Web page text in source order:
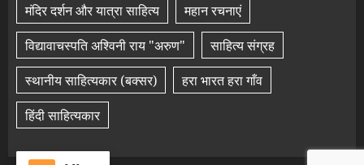
मंदिर दर्शन और यात्रा साहित्य
महान रचनाएं
विद्यावाचस्पति अश्विनी राय "अरुण"
साहित्य संग्रह
स्थानीय साहित्यकार (बक्सर)
हरा भारत हरा गाँव
हिंदी साहित्यकार